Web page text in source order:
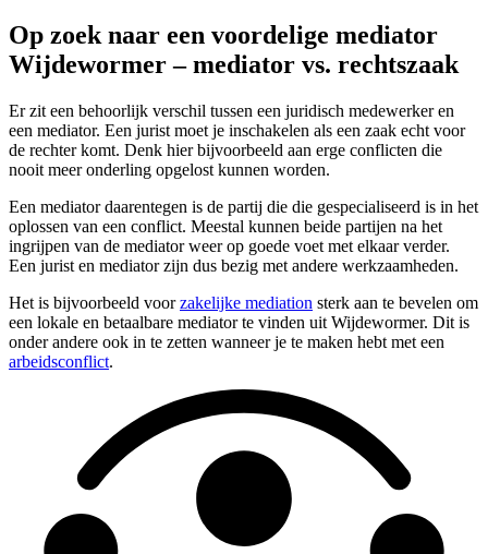
Op zoek naar een voordelige mediator
Wijdewormer – mediator vs. rechtszaak
Er zit een behoorlijk verschil tussen een juridisch medewerker en
een mediator. Een jurist moet je inschakelen als een zaak echt voor
de rechter komt. Denk hier bijvoorbeeld aan erge conflicten die
nooit meer onderling opgelost kunnen worden.
Een mediator daarentegen is de partij die die gespecialiseerd is in het
oplossen van een conflict. Meestal kunnen beide partijen na het
ingrijpen van de mediator weer op goede voet met elkaar verder.
Een jurist en mediator zijn dus bezig met andere werkzaamheden.
Het is bijvoorbeeld voorzakelijke mediation sterk aan te bevelen om
een lokale en betaalbare mediator te vinden uit Wijdewormer. Dit is
onder andere ook in te zetten wanneer je te maken hebt met een
arbeidsconflict.